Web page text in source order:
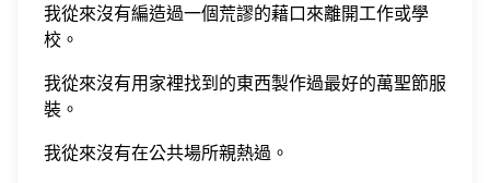
我從來沒有編造過一個荒謬的藉口來離開工作或學
校。
我從來沒有用家裡找到的東西製作過最好的萬聖節服
裝。
我從來沒有在公共場所親熱過。